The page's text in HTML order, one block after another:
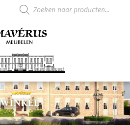
WINKEL